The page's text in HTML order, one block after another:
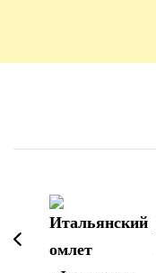
записям